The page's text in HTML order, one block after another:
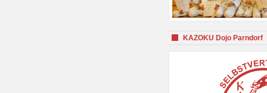
KAZOKU Dojo Parndorf